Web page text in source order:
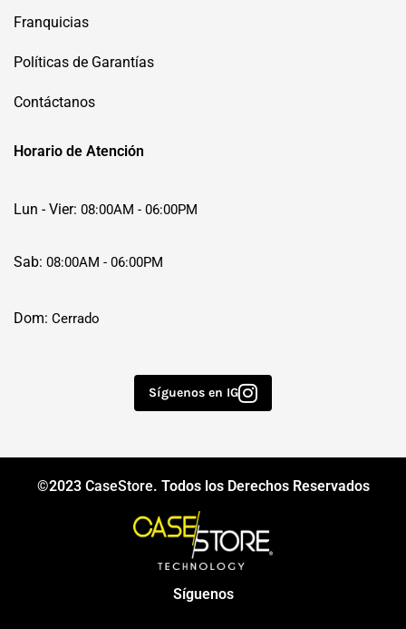
Franquicias
Políticas de Garantías
Contáctanos
Horario de Atención
Lun - Vier: 08:00AM - 06:00PM
Sab: 08:00AM - 06:00PM
Dom: Cerrado
Síguenos en IG
©2023 CaseStore. Todos los Derechos Reservados
Síguenos